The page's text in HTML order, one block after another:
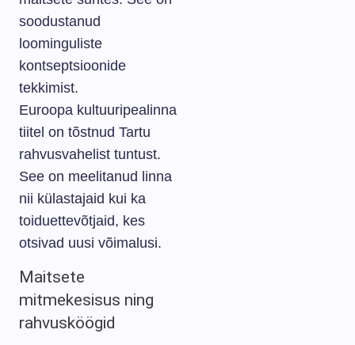
soodustanud
loominguliste
kontseptsioonide
tekkimist.
Euroopa kultuuripealinna
tiitel on tõstnud Tartu
rahvusvahelist tuntust.
See on meelitanud linna
nii külastajaid kui ka
toiduettevõtjaid, kes
otsivad uusi võimalusi.
Maitsete
mitmekesisus ning
rahvusköögid